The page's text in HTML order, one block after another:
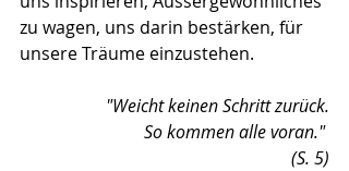
zu wagen, uns darin bestärken, für
unsere Träume einzustehen.
"Weicht keinen Schritt zurück.
So kommen alle voran."
(S. 5)